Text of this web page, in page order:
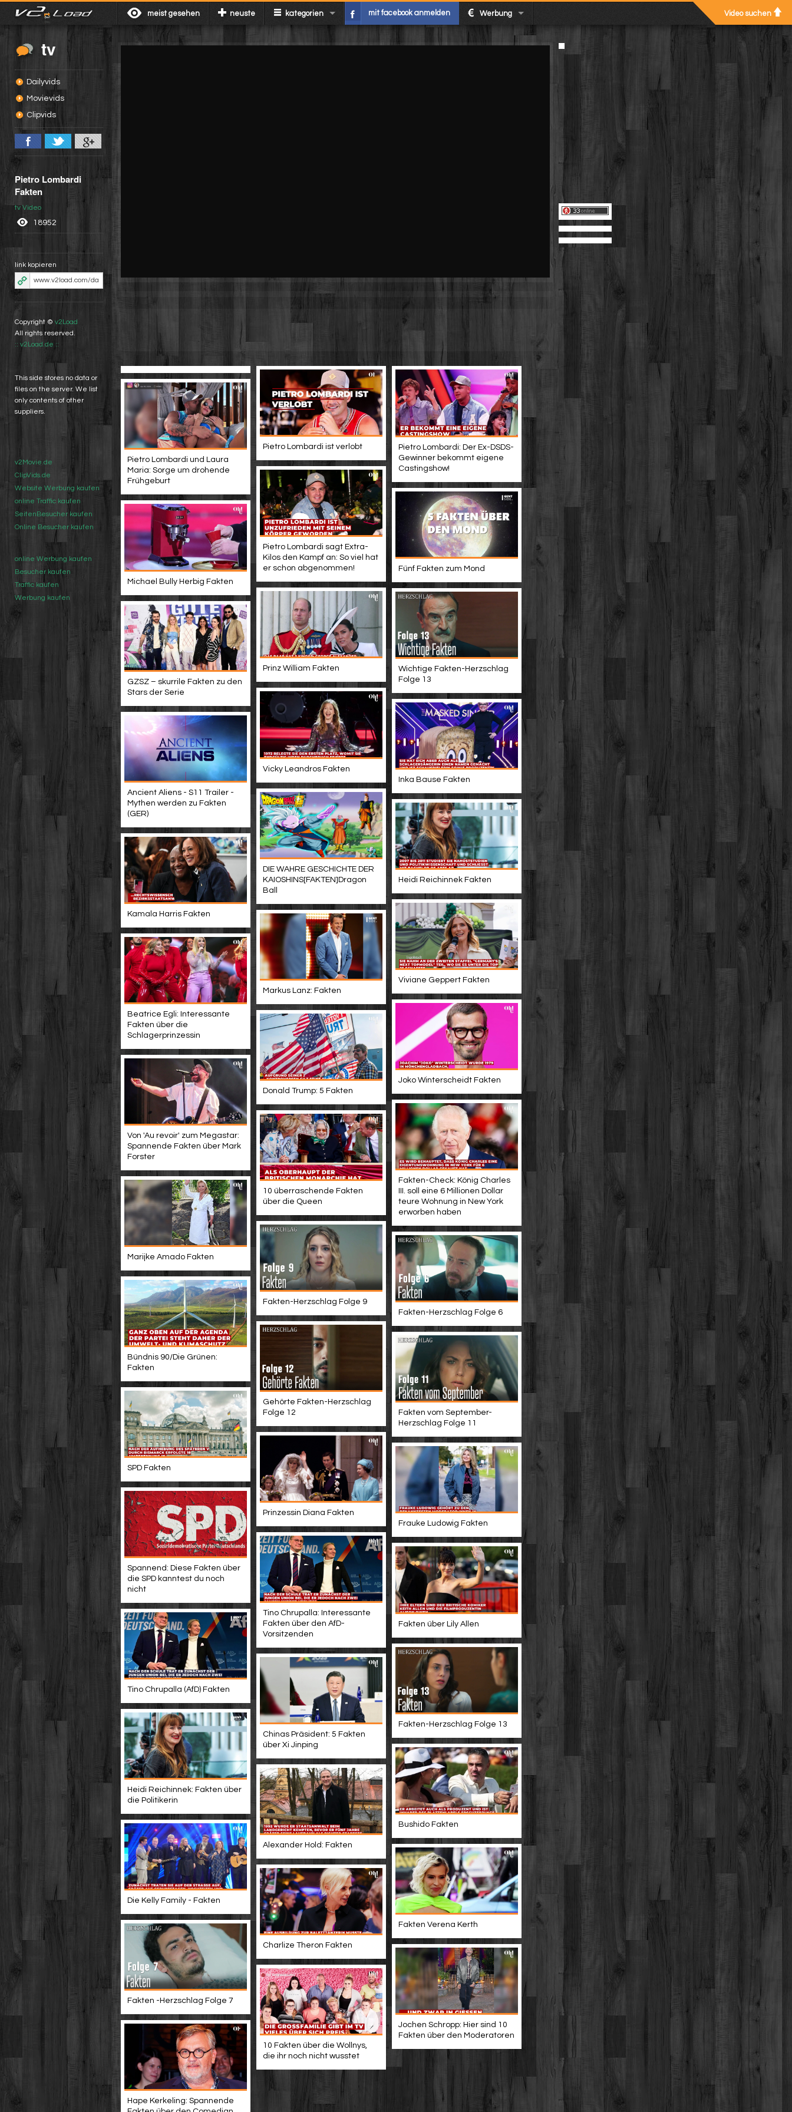
meist gesehen neuste kategorien mit facebook anmelden Werbung Video suchen
tv
Dailyvids
Movievids
Clipvids
Pietro Lombardi
Fakten
tv Video
18952
link kopieren
Copyright © v2Load
All rights reserved.
:: v2Load.de ::
This side stores no data or
files on the server. We list
only contents of other
suppliers.
v2Movie.de
ClipVids.de
Website Werbung kaufen
online Traffic kaufen
SeitenBesucher kaufen
Online Besucher kaufen
online Werbung kaufen
Besucher kaufen
Traffic kaufen
Werbung kaufen
Pietro Lombardi ist verlobt
Pietro Lombardi: Der Ex-DSDS-
Gewinner bekommt eigene
Castingshow!
Pietro Lombardi und Laura
Maria: Sorge um drohende
Frühgeburt
Pietro Lombardi sagt Extra-
Kilos den Kampf an: So viel hat
er schon abgenommen!
Fünf Fakten zum Mond
Michael Bully Herbig Fakten
Prinz William Fakten
Wichtige Fakten-Herzschlag
Folge 13
GZSZ – skurrile Fakten zu den
Stars der Serie
Vicky Leandros Fakten
Inka Bause Fakten
Ancient Aliens - S11 Trailer -
Mythen werden zu Fakten
(GER)
DIE WAHRE GESCHICHTE DER
KAIOSHINS[FAKTEN]Dragon
Ball
Heidi Reichinnek Fakten
Kamala Harris Fakten
Viviane Geppert Fakten
Markus Lanz: Fakten
Beatrice Egli: Interessante
Fakten über die
Schlagerprinzessin
Joko Winterscheidt Fakten
Donald Trump: 5 Fakten
Von 'Au revoir' zum Megastar:
Spannende Fakten über Mark
Forster
Fakten-Check: König Charles
III. soll eine 6 Millionen Dollar
teure Wohnung in New York
erworben haben
10 überraschende Fakten
über die Queen
Marijke Amado Fakten
Fakten-Herzschlag Folge 9
Fakten-Herzschlag Folge 6
Bündnis 90/Die Grünen:
Fakten
Gehörte Fakten-Herzschlag
Folge 12
Fakten vom September-
Herzschlag Folge 11
SPD Fakten
Prinzessin Diana Fakten
Frauke Ludowig Fakten
Spannend: Diese Fakten über
die SPD kanntest du noch
nicht
Tino Chrupalla: Interessante
Fakten über den AfD-
Vorsitzenden
Fakten über Lily Allen
Tino Chrupalla (AfD) Fakten
Fakten-Herzschlag Folge 13
Chinas Präsident: 5 Fakten
über Xi Jinping
Heidi Reichinnek: Fakten über
die Politikerin
Bushido Fakten
Alexander Hold: Fakten
Die Kelly Family - Fakten
Fakten Verena Kerth
Charlize Theron Fakten
Fakten -Herzschlag Folge 7
Jochen Schropp: Hier sind 10
Fakten über den Moderatoren
10 Fakten über die Wollnys,
die ihr noch nicht wusstet
Hape Kerkeling: Spannende